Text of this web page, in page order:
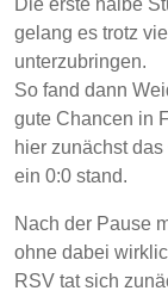
gelang es trotz
unterzubringen.
So fand dann
gute Chancen in
hier zunächst
ein 0:0 stand.
Nach der Pause
ohne dabei
RSV tat sich